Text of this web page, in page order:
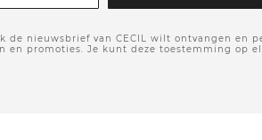
nieuwsbrief van CECIL wilt ontvangen en
en promoties. Je kunt deze toestemming op